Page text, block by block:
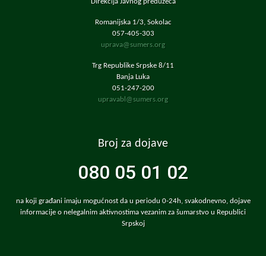
Direkcija Javnog preduzeća
Romanijska 1/3, Sokolac
057-405-303
uprava@sumers.org
Trg Republike Srpske 8/11
Banja Luka
051-247-200
upravabl@sumers.org
Broj za dojave
080 05 01 02
na koji građani imaju mogućnost da u periodu 0-24h, svakodnevno, dojave
informacije o nelegalnim aktivnostima vezanim za šumarstvo u Republici
Srpskoj